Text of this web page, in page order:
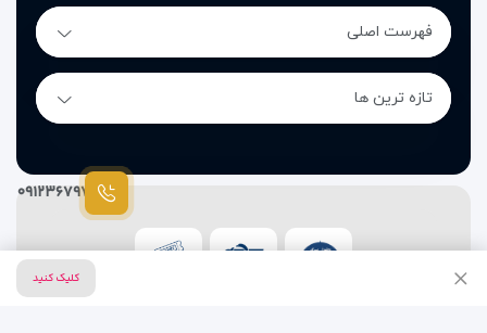
کلیک کنید
فهرست اصلی
تازه ترین ها
۰۹۱۲۳۶۷۹۷۸۷